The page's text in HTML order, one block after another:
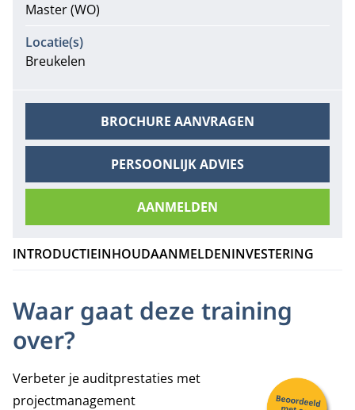
Master (WO)
Locatie(s)
Breukelen
BROCHURE AANVRAGEN
PERSOONLIJK ADVIES
AANMELDEN
INTRODUCTIEINHOUDAANMELDENINVESTERING
Waar gaat deze training
over?
Verbeter je auditprestaties met
projectmanagement